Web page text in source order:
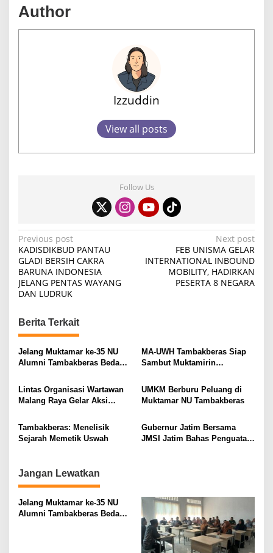
Author
Izzuddin
View all posts
Follow Us
P
o
s
t
a
v
i
a
i
o
Previous post
KADISDIKBUD PANTAU
GLADI BERSIH CAKRA
BARUNA INDONESIA
JELANG PENTAS WAYANG
DAN LUDRUK
Next post
FEB UNISMA GELAR
INTERNATIONAL INBOUND
MOBILITY, HADIRKAN
PESERTA 8 NEGARA
Berita Terkait
Jelang Muktamar ke-35 NU
Alumni Tambakberas Bedah
MA-UWH Tambakberas Siap
Sambut Muktamirin
Lintas Organisasi Wartawan
Malang Raya Gelar Aksi
Ireng”
UMKM Berburu Peluang di
Muktamar NU Tambakberas
Tambakberas: Menelisik
Sejarah Memetik Uswah
Gubernur Jatim Bersama
JMSI Jatim Bahas Penguatan
Jangan Lewatkan
Jelang Muktamar ke-35 NU
Alumni Tambakberas Bedah